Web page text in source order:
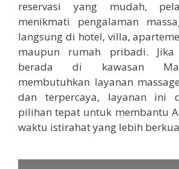
reservasi yang mudah,
menikmati pengalaman
langsung di hotel, villa,
maupun rumah pribadi. Jika
berada di kawasan
membutuhkan layanan
dan terpercaya, layanan ini
pilihan tepat untuk membantu
waktu istirahat yang lebih